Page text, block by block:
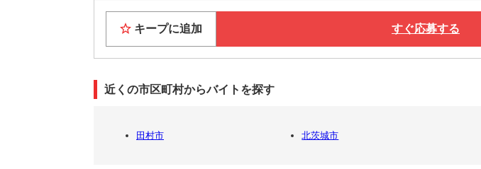
キープに追加 すぐ応募する
近くの市区町村からバイトを探す
田村市 北茨城市